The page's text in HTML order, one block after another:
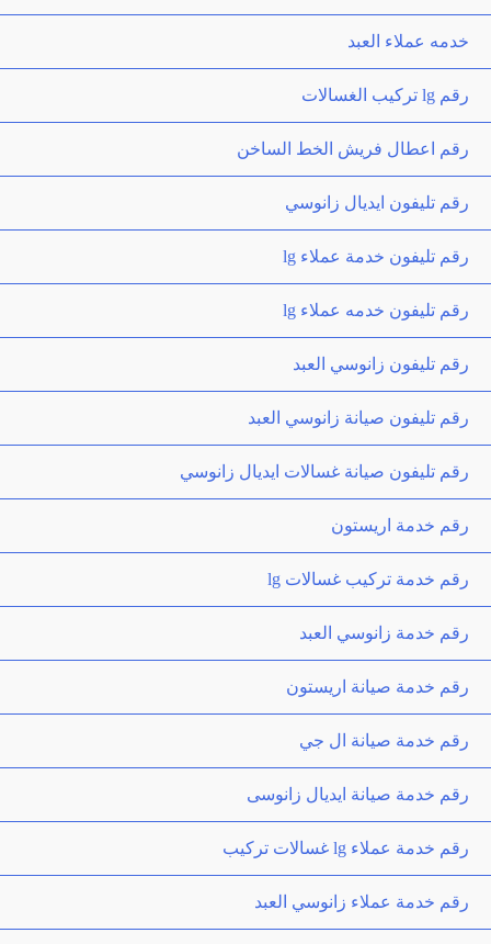
خدمه عملاء العبد
رقم lg تركيب الغسالات
رقم اعطال فريش الخط الساخن
رقم تليفون ايديال زانوسي
رقم تليفون خدمة عملاء lg
رقم تليفون خدمه عملاء lg
رقم تليفون زانوسي العبد
رقم تليفون صيانة زانوسي العبد
رقم تليفون صيانة غسالات ايديال زانوسي
رقم خدمة اريستون
رقم خدمة تركيب غسالات lg
رقم خدمة زانوسي العبد
رقم خدمة صيانة اريستون
رقم خدمة صيانة ال جي
رقم خدمة صيانة ايديال زانوسى
رقم خدمة عملاء lg غسالات تركيب
رقم خدمة عملاء زانوسي العبد